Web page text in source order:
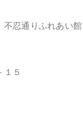
忍通りふれあい
１５